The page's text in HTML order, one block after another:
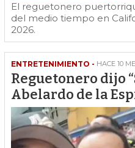
El reguetonero
del medio tiempo en
2026.
ENTRETENIMIENTO - HACE 10
Reguetonero dijo
Abelardo de la